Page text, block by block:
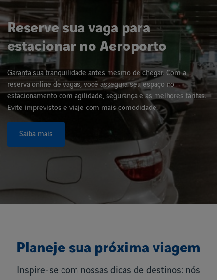
Reserve sua vaga para
estacionar no Aeroporto
Garanta sua tranquilidade antes mesmo de chegar. Com a
reserva online de vagas, você assegura seu espaço no
estacionamento com agilidade, segurança e as melhores tarifas.
Evite imprevistos e viaje com mais comodidade.
Saiba mais
Planeje sua próxima viagem
Inspire-se com nossas dicas de destinos: nós